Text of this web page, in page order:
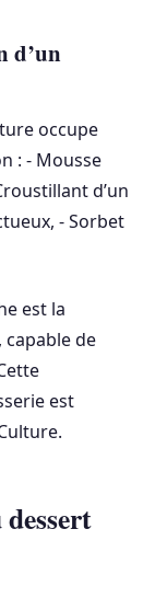
d’un
occupe
: - Mousse
d’un
- Sorbet
est la
de
est